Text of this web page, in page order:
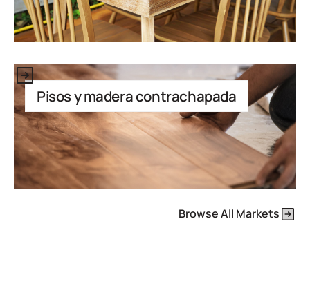
Pisos y madera contrachapada
This is some text inside of a div block.
Browse All Markets